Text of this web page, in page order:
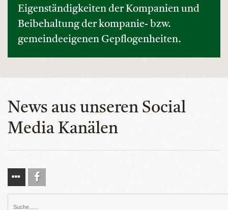
Eigenständigkeiten der Kompanien und
Beibehaltung der kompanie- bzw.
gemeindeeigenen Gepflogenheiten.
News aus unseren Social
Media Kanälen